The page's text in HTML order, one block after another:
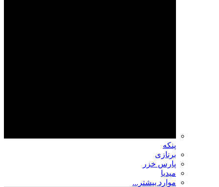
پنکه
برنازی
پارس خزر
میدیا
موارد بیشتر...